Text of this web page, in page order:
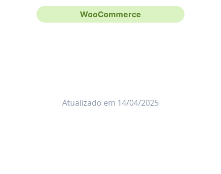
WooCommerce
Atualizado em 14/04/2025